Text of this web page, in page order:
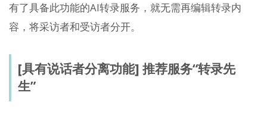
有了具备此功能的AI转录服务，就无需再编辑转录内
容，将采访者和受访者分开。
[具有说话者分离功能] 推荐服务“转录先
生”